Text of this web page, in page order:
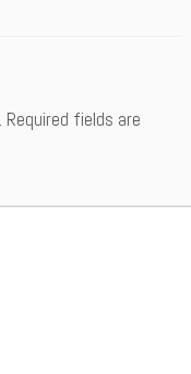
Required fields are